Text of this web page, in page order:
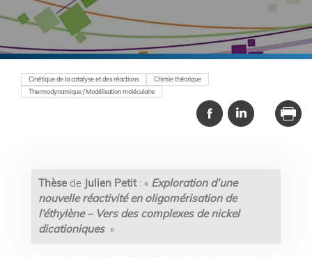
Cinétique de la catalyse et des réactions
Chimie théorique
Thermodynamique / Modélisation moléculaire
Thèse de Julien Petit : « Exploration d’une
nouvelle réactivité en oligomérisation de
l’éthylène – Vers des complexes de nickel
dicationiques »